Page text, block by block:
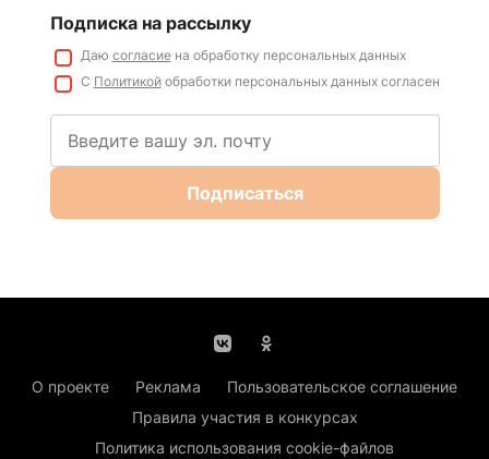
Подписка на рассылку
Даю согласиена обработку персональных данных
С Политикойобработки персональных данных согласен
Подписаться
О проекте Реклама
Пользовательское соглашение
Правила участия в конкурсах
Политика использования cookie-файлов